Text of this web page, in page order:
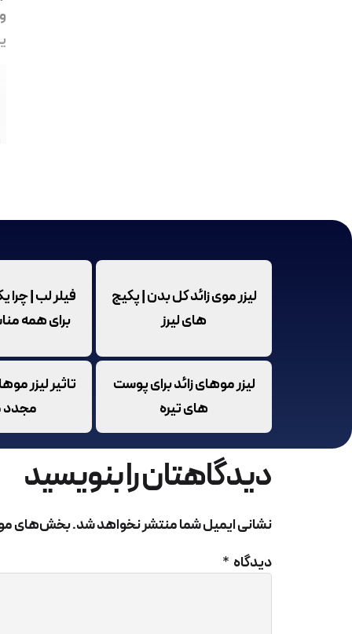
لیزر موی زائد کل بدن | پکیج
های لیرز
فیلر لب |
برای همه
لیزر موهای زائد برای پوست
های تیره
تاثیر لیزر
مجدد
دیدگاهتان را بنویسید
نشانی ایمیل شما منتشر نخواهد شد.بخش‌های
دیدگاه *